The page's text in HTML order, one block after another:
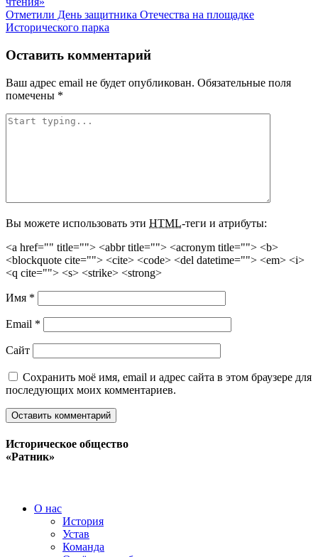
Отметили День защитника Отечества на площадке
Исторического парка
Оставить комментарий
Ваш адрес email не будет опубликован. Обязательные поля
помечены *
Вы можете использовать эти HTML-теги и атрибуты:
<a href="" title=""> <abbr title=""> <acronym title=""> <b>
<blockquote cite=""> <cite> <code> <del datetime=""> <em> <i>
<q cite=""> <s> <strike> <strong>
Имя *
Email *
Сайт
Сохранить моё имя, email и адрес сайта в этом браузере для
последующих моих комментариев.
Историческое общество
«Ратник»
О нас
История
Устав
Команда